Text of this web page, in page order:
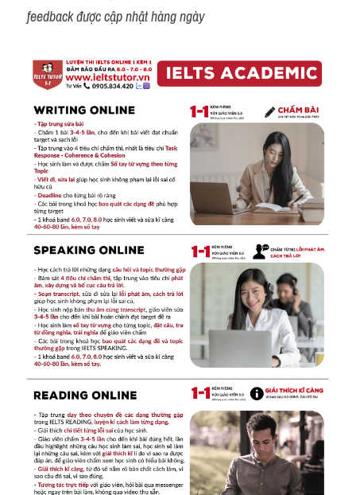
feedback được cập nhật hàng ngày